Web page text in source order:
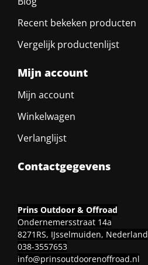
Recent bekeken producten
Vergelijk productenlijst
Mijn account
Mijn account
Winkelwagen
Verlanglijst
Contactgegevens
Prins Outdoor & Offroad
Ondernemersstraat 14a
8271RS, IJsselmuiden, Nederland
038-3557653
info@prinsoutdoorenoffroad.nl